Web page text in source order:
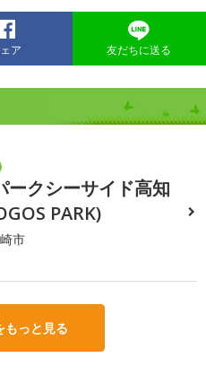
ア 友だちに送る
ークシーサイド高知
PARK)
市
もっと見る